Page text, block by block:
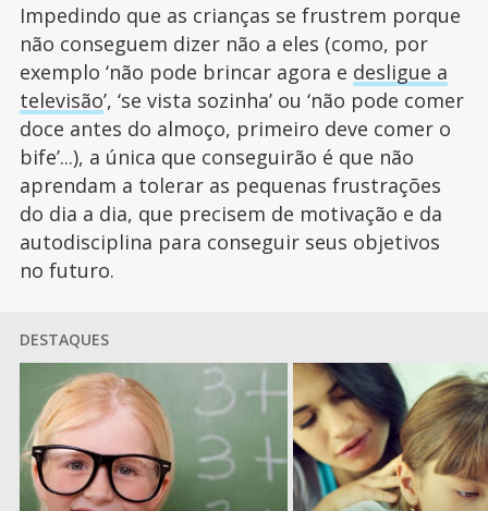
Impedindo que as crianças se frustrem porque
não conseguem dizer não a eles (como, por
exemplo ‘não pode brincar agora e desligue a
televisão’, ‘se vista sozinha’ ou ‘não pode comer
doce antes do almoço, primeiro deve comer o
bife’...), a única que conseguirão é que não
aprendam a tolerar as pequenas frustrações
do dia a dia, que precisem de motivação e da
autodisciplina para conseguir seus objetivos
no futuro.
DESTAQUES